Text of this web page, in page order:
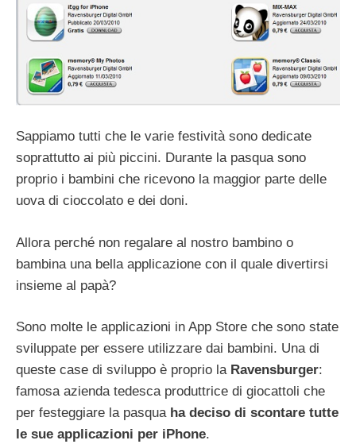
Sappiamo tutti che le varie festività sono dedicate
soprattutto ai più piccini. Durante la pasqua sono
proprio i bambini che ricevono la maggior parte delle
uova di cioccolato e dei doni.
Allora perché non regalare al nostro bambino o
bambina una bella applicazione con il quale divertirsi
insieme al papà?
Sono molte le applicazioni in App Store che sono state
sviluppate per essere utilizzare dai bambini. Una di
queste case di sviluppo è proprio la Ravensburger:
famosa azienda tedesca produttrice di giocattoli che
per festeggiare la pasqua ha deciso di scontare tutte
le sue applicazioni per iPhone.